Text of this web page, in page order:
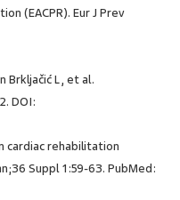
(EACPR). Eur J Prev
Brkljačić L, et al.
DOI:
cardiac rehabilitation
Suppl 1:59-63. PubMed: